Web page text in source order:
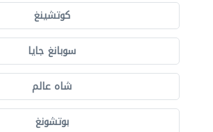
كوتشينغ
سوبانغ جايا
شاه عالم
بوتشونغ